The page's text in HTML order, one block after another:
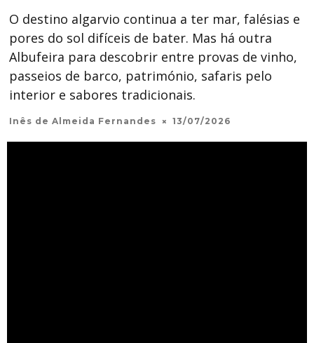
O destino algarvio continua a ter mar, falésias e
pores do sol difíceis de bater. Mas há outra
Albufeira para descobrir entre provas de vinho,
passeios de barco, património, safaris pelo
interior e sabores tradicionais.
Inês de Almeida Fernandes 13/07/2026